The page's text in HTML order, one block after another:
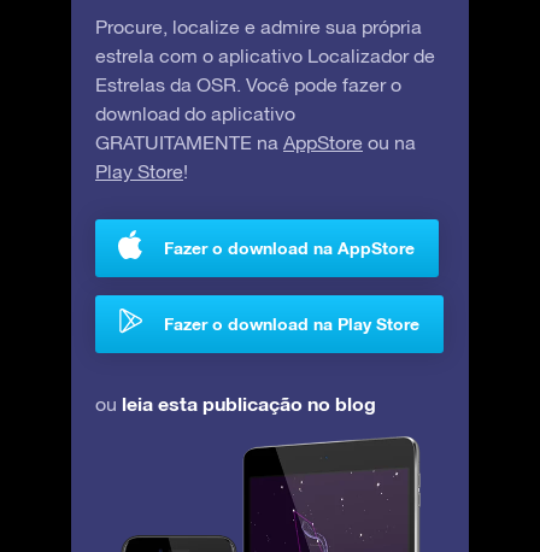
Procure, localize e admire sua própria
estrela com o aplicativo Localizador de
Estrelas da OSR. Você pode fazer o
download do aplicativo
GRATUITAMENTE na AppStore ou na
Play Store!
Fazer o download na AppStore
Fazer o download na Play Store
ou leia esta publicação no blog